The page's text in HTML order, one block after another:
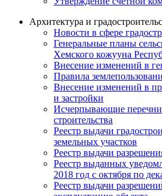
Архитектура и
Новости в сфере
Генеральные планы
Хемского кожууна
Внесение изменений в
Правила
Внесение изменений в
и застройки
Исчерпывающие перечни
строительства
Реестр выдачи
земельных участков
Реестр выдачи
Реестр выданных
2018 год с октября по
Реестр выдачи